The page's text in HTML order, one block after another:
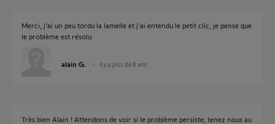
Merci, j'ai un peu tordu la lamelle et j'ai entendu le petit clic, je pense que
le problème est résolu.
alain G. il y a plus de 8 ans
Très bien Alain ! Attendons de voir si le problème persiste; tenez nous au